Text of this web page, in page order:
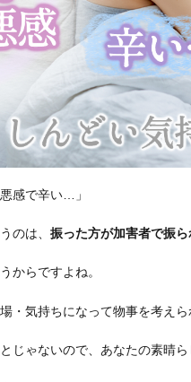
感で辛い…」
のは、 振った方が加害者で振
からですよね。
・気持ちになって物事を考え
じゃないので、あなたの素晴ら